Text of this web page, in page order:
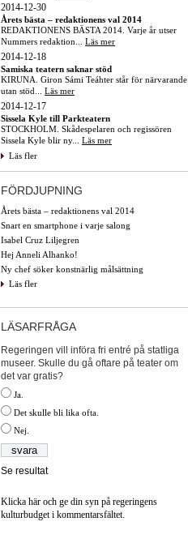
2014-12-30
Årets bästa – redaktionens val 2014
REDAKTIONENS BÄSTA 2014. Varje år utser
Nummers redaktion... Läs mer
2014-12-18
Samiska teatern saknar stöd
KIRUNA. Giron Sámi Teáhter står för närvarande
utan stöd... Läs mer
2014-12-17
Sissela Kyle till Parkteatern
STOCKHOLM. Skådespelaren och regissören
Sissela Kyle blir ny... Läs mer
Läs fler
FÖRDJUPNING
Årets bästa – redaktionens val 2014
Snart en smartphone i varje salong
Isabel Cruz Liljegren
Hej Anneli Alhanko!
Ny chef söker konstnärlig målsättning
Läs fler
LÄSARFRÅGA
Regeringen vill införa fri entré på statliga
museer. Skulle du gå oftare på teater om
det var gratis?
Ja.
Det skulle bli lika ofta.
Nej.
Se resultat
Klicka här och ge din syn på regeringens
kulturbudget i kommentarsfältet.